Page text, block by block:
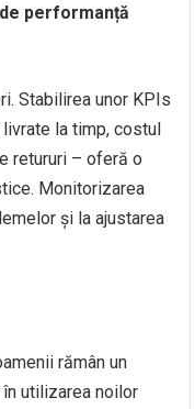
performanță
Stabilirea unor KPIs
la timp, costul
retururi – oferă o
Monitorizarea
și la ajustarea
rămân un
utilizarea noilor